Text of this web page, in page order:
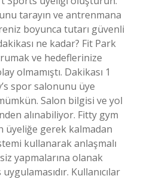
tarayın ve antrenmana
boyunca tutarı güvenli
ne kadar? Fit Park
ve hedeflerinize
olmamıştı. Dakikası 1
spor salonunu üye
Salon bilgisi ve yol
alınabiliyor. Fitty gym
üyeliğe gerek kalmadan
kullanarak anlaşmalı
yapmalarına olanak
Kullanıcılar